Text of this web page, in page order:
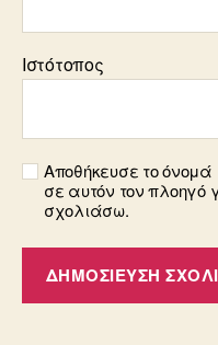
Ιστότοπος
Αποθήκευσε το όνομά
σε αυτόν τον
σχολιάσω.